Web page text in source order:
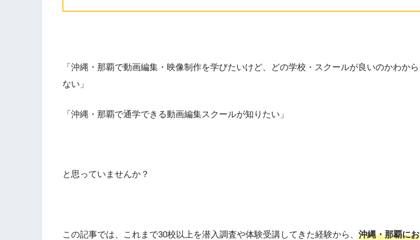
「沖縄・那覇で動画編集・映像制作を学びたいけど、どの学校・スクールが良いのかわから
ない」
「沖縄・那覇で通学できる動画編集スクールが知りたい」
と思っていませんか？
この記事では、これまで30校以上を潜入調査や体験受講してきた経験から、 沖縄・那覇にお